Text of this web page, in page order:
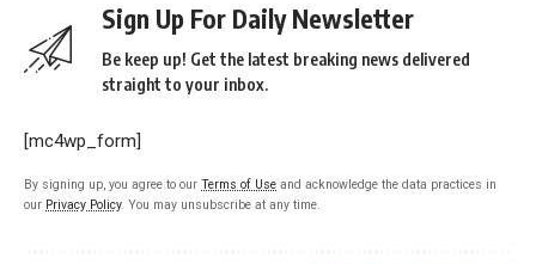
Sign Up For Daily Newsletter
Be keep up! Get the latest breaking news delivered
straight to your inbox.
[mc4wp_form]
By signing up, you agree to our Terms of Use and acknowledge the data practices in
our Privacy Policy. You may unsubscribe at any time.